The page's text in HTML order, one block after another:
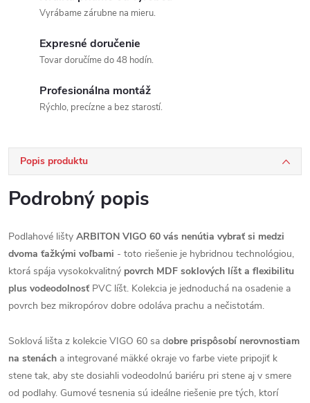
Vyrábame zárubne na mieru.
Expresné doručenie
Tovar doručíme do 48 hodín.
Profesionálna montáž
Rýchlo, precízne a bez starostí.
Popis produktu
Podrobný popis
Podlahové lišty ARBITON VIGO 60 vás nenútia vybrať si medzi
dvoma ťažkými voľbami - toto riešenie je hybridnou technológiou,
ktorá spája vysokokvalitný povrch MDF soklových líšt a flexibilitu
plus vodeodolnosť PVC líšt. Kolekcia je jednoduchá na osadenie a
povrch bez mikropórov dobre odoláva prachu a nečistotám.
Soklová lišta z kolekcie VIGO 60 sa dobre prispôsobí nerovnostiam
na stenách a integrované mäkké okraje vo farbe viete pripojiť k
stene tak, aby ste dosiahli vodeodolnú bariéru pri stene aj v smere
od podlahy. Gumové tesnenia sú ideálne riešenie pre tých, ktorí